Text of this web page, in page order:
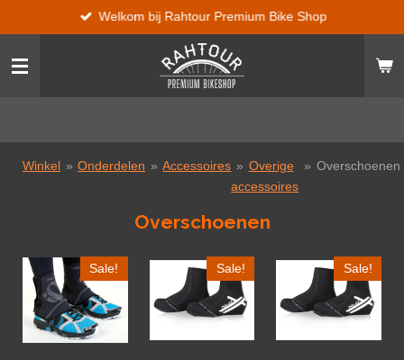
direct
naar
hoofdinhoud
Welkom bij Rahtour Premium Bike Shop
Winkel » Onderdelen » Accessoires » Overige
accessoires
» Overschoenen
Overschoenen
Sale! Sale! Sale!